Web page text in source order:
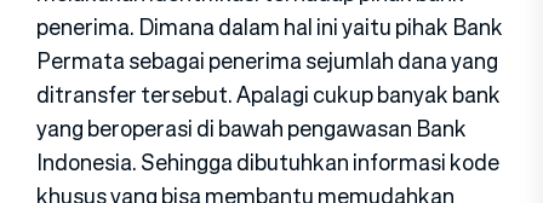
penerima. Dimana dalam hal ini yaitu pihak Bank
Permata sebagai penerima sejumlah dana yang
ditransfer tersebut. Apalagi cukup banyak bank
yang beroperasi di bawah pengawasan Bank
Indonesia. Sehingga dibutuhkan informasi kode
khusus yang bisa membantu memudahkan